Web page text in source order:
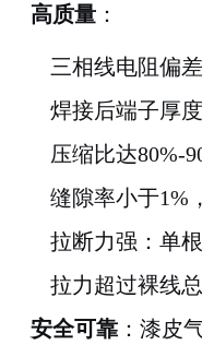
高质量 ：
三相线电阻偏
焊接后端子厚
压缩比达80%-
缝隙率小于1%
拉断力强：单
拉力超过裸线
安全可靠 ：漆皮